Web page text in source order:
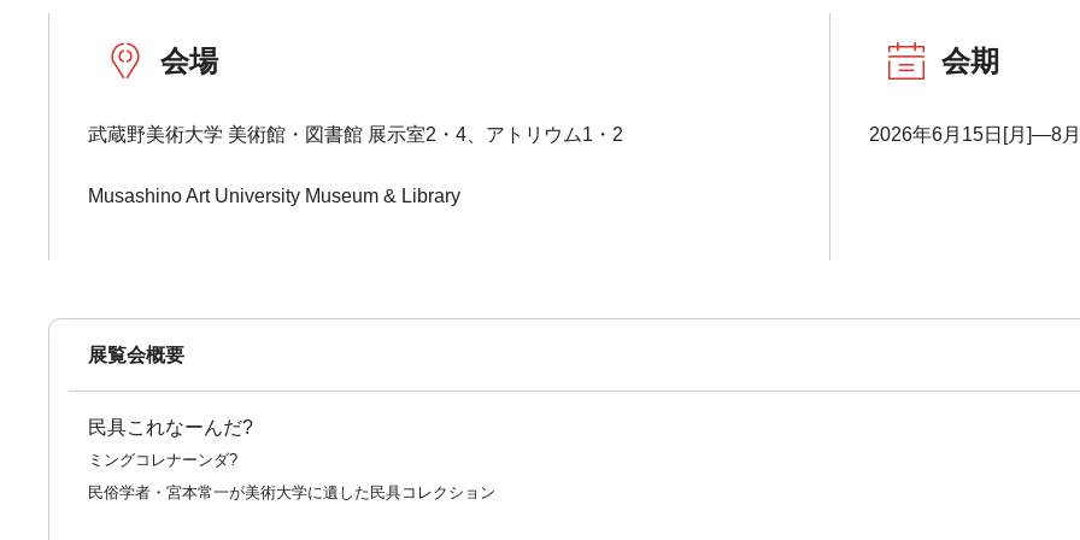
会場
武蔵野美術大学 美術館・図書館 展示室2・4、アトリウム1・2
Musashino Art University Museum & Library
会期
2026年6月15日[月]―8
展覧会概要
民具これなーんだ?
ミングコレナーンダ?
民俗学者・宮本常一が美術大学に遺した民具コレクション